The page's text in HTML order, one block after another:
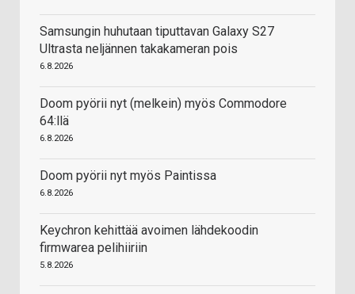
Samsungin huhutaan tiputtavan Galaxy S27
Ultrasta neljännen takakameran pois
6.8.2026
Doom pyörii nyt (melkein) myös Commodore
64:llä
6.8.2026
Doom pyörii nyt myös Paintissa
6.8.2026
Keychron kehittää avoimen lähdekoodin
firmwarea pelihiiriin
5.8.2026